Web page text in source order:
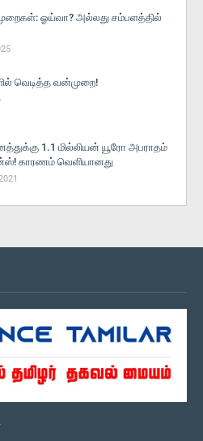
ஓய்வா? அல்லது சம்பளத்தில்
வெடித்த வன்முறை!
1.1 மில்லியன் யூரோ அபராதம்
காரணம் வெளியானது